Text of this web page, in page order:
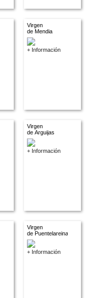
Virgen
de Mendia
+ Información
Virgen
de Arguijas
+ Información
Virgen
de Puentelareina
+ Información